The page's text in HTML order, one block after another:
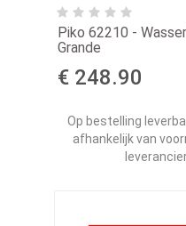
Piko 62210 -
Grande
€ 248.90
Op bestelling
afhankelijk van